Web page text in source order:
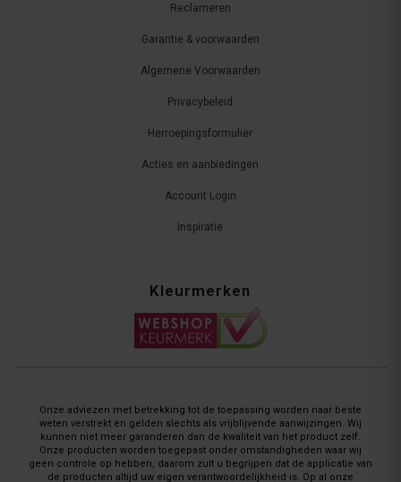
Reclameren
Garantie & voorwaarden
Algemene Voorwaarden
Privacybeleid
Herroepingsformulier
Acties en aanbiedingen
Account Login
Inspiratie
Kleurmerken
Onze adviezen met betrekking tot de toepassing worden naar beste
weten verstrekt en gelden slechts als vrijblijvende aanwijzingen. Wij
kunnen niet meer garanderen dan de kwaliteit van het product zelf.
Onze producten worden toegepast onder omstandigheden waar wij
geen controle op hebben, daarom zult u begrijpen dat de applicatie van
de producten altijd uw eigen verantwoordelijkheid is. Op al onze